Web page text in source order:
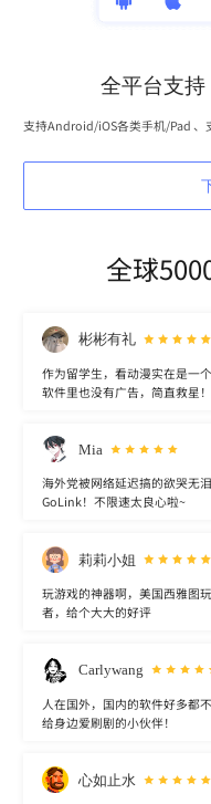
全平台支持
支持Android/iOS各类手机/Pad 、
全球
彬彬有礼
作为留学生，看动漫实在是一
软件里也没有广告，简直救星！
Mia
海外党被网络延迟搞的欲哭无
GoLink！不限速太良心啦~
莉莉小姐
玩游戏的神器啊，美国西雅图
者，给个大大的好评
Carlywang
人在国外，国内的软件好多都
给身边爱刷剧的小伙伴！
心如止水